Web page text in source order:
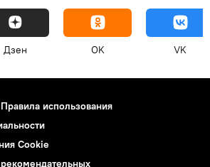
Дзен OK VK
Правила использования
Cookie